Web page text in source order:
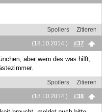
Spoilers
Zitieren
(18.10.2014 )
#37
aber wem des was hilft,
Spoilers
Zitieren
(18.10.2014 )
#38